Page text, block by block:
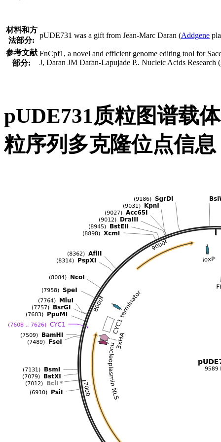
材料和方
法部分:
pUDE731 was a gift from Jean-Marc Daran (Addgene
参考文献
部分:
FnCpf1, a novel and efficient genome editing tool for
J, Daran JM Daran-Lapujade P.. Nucleic Acids
pUDE731质粒图谱载
粒序列多克隆位点信息